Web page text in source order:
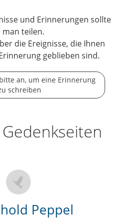
und Erinnerungen sollte
man teilen.
die Ereignisse, die Ihnen
geblieben sind.
an, um eine Erinnerung
schreiben
Peppel